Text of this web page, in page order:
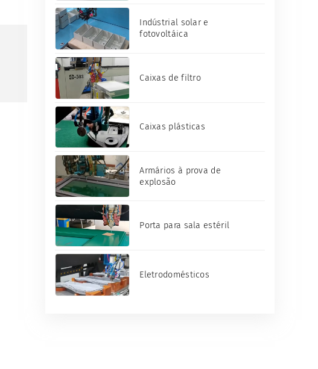
Indústrial solar e
fotovoltáica
Caixas de filtro
Caixas plásticas
Armários à prova de
explosão
Porta para sala estéril
Eletrodomésticos